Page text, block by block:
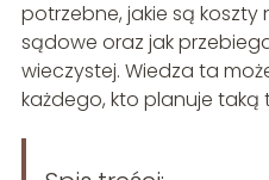
potrzebne, jakie są koszty
sądowe oraz jak
wieczystej. Wiedza ta
każdego, kto planuje taką